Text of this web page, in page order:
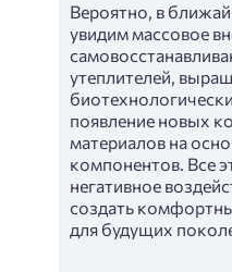
Вероятно, в
увидим массовое
утеплителей,
появление новых
материалов на
компонентов. Все
негативное
создать
для будущих